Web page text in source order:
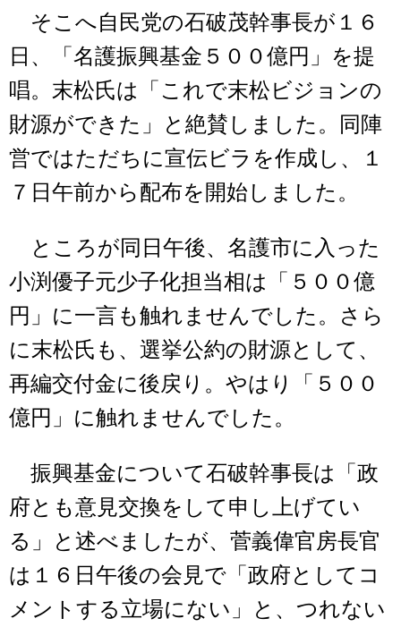
そこへ自民党の石破茂幹事長が１６
日、「名護振興基金５００億円」を提
唱。末松氏は「これで末松ビジョンの
財源ができた」と絶賛しました。同陣
営ではただちに宣伝ビラを作成し、１
７日午前から配布を開始しました。
ところが同日午後、名護市に入った
小渕優子元少子化担当相は「５００億
円」に一言も触れませんでした。さら
に末松氏も、選挙公約の財源として、
再編交付金に後戻り。やはり「５００
億円」に触れませんでした。
振興基金について石破幹事長は「政
府とも意見交換をして申し上げてい
る」と述べましたが、菅義偉官房長官
は１６日午後の会見で「政府としてコ
メントする立場にない」と、つれない